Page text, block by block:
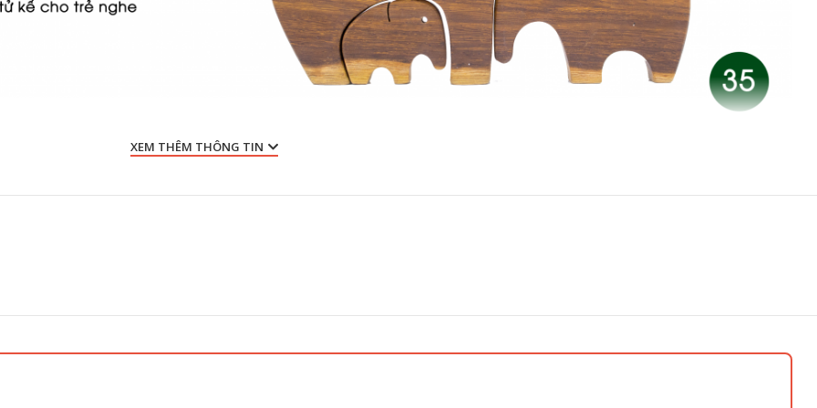
vời, đem đến cho trẻ cảm xúc từ khi còn nhỏ.
thú hơn.
XEM THÊM THÔNG TIN